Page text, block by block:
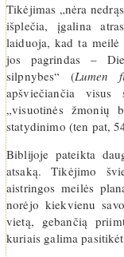
Tikėjimas „nėra
išplečia, įgalina
laiduoja, kad ta meilė
jos pagrindas –
silpnybes“ (Lumen
apšviečiančia
„visuotinės žmonių
statydinimo (ten pat,
Biblijoje pateikta
atsaką. Tikėjimo
aistringos meilės
norėjo kiekvienu
vietą, gebančią
kuriais galima